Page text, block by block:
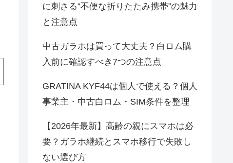
に刺さる“不便な折りたたみ携帯”の魅力
と注意点
中古ガラホは買って大丈夫？白ロム購
入前に確認すべき7つの注意点
GRATINA KYF44は個人で使える？個人
事業主・中古白ロム・SIM条件を整理
【2026年最新】高齢の親にスマホは必
要？ガラホ継続とスマホ移行で失敗し
ない選び方